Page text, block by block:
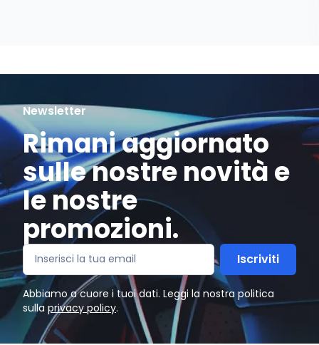
Newsletter
Rimani aggiornato
sulle nostre novità e
le nostre
promozioni.
Iscriviti
Abbiamo a cuore i tuoi dati. Leggi la nostra politica
sulla privacy policy.